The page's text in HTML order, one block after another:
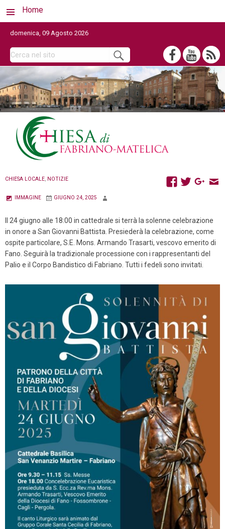
Home
domenica, 09 Agosto 2026
CHIESA LOCALE, NOTIZIE
IMMAGINE GIUGNO 24, 2025
Il 24 giugno alle 18:00 in cattedrale si terrà la solenne celebrazione
in onore a San Giovanni Battista. Presiederà la celebrazione, come
ospite particolare, S.E. Mons. Armando Trasarti, vescovo emerito di
Fano. Seguirà la tradizionale processione con i rappresentanti del
Palio e il Corpo Bandistico di Fabriano. Tutti i fedeli sono invitati.